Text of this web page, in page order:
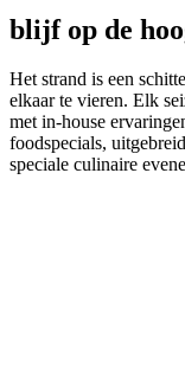
blijf op de
Het strand is een
elkaar te vieren. Elk
met in-house
foodspecials,
speciale culinaire